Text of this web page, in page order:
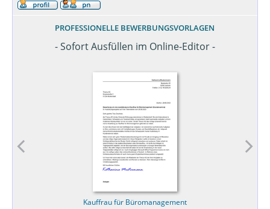
PROFESSIONELLE BEWERBUNGSVORLAGEN
- Sofort Ausfüllen im Online-Editor -
Kauffrau für Büromanagement